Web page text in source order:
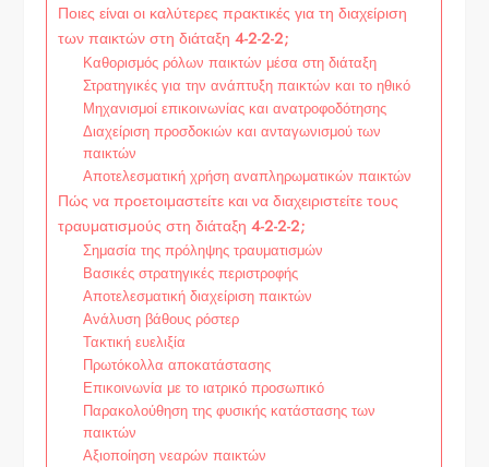
Ποιες είναι οι καλύτερες πρακτικές για τη διαχείριση
των παικτών στη διάταξη 4-2-2-2;
Καθορισμός ρόλων παικτών μέσα στη διάταξη
Στρατηγικές για την ανάπτυξη παικτών και το ηθικό
Μηχανισμοί επικοινωνίας και ανατροφοδότησης
Διαχείριση προσδοκιών και ανταγωνισμού των
παικτών
Αποτελεσματική χρήση αναπληρωματικών παικτών
Πώς να προετοιμαστείτε και να διαχειριστείτε τους
τραυματισμούς στη διάταξη 4-2-2-2;
Σημασία της πρόληψης τραυματισμών
Βασικές στρατηγικές περιστροφής
Αποτελεσματική διαχείριση παικτών
Ανάλυση βάθους ρόστερ
Τακτική ευελιξία
Πρωτόκολλα αποκατάστασης
Επικοινωνία με το ιατρικό προσωπικό
Παρακολούθηση της φυσικής κατάστασης των
παικτών
Αξιοποίηση νεαρών παικτών